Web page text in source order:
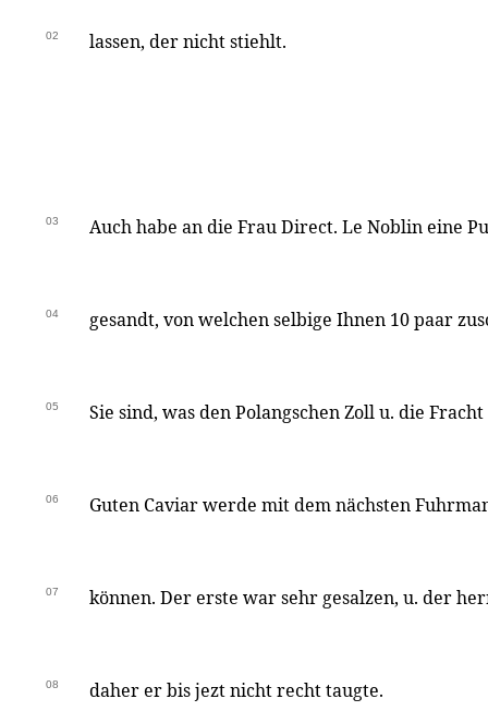
02 lassen, der nicht stiehlt.
03 Auch habe an die Frau Direct. Le Noblin eine
04 gesandt, von welchen selbige Ihnen 10 paar
05 Sie sind, was den Polangschen Zoll u. die
06 Guten Caviar werde mit dem nächsten
07 können. Der erste war sehr gesalzen, u. der
08 daher er bis jezt nicht recht taugte.